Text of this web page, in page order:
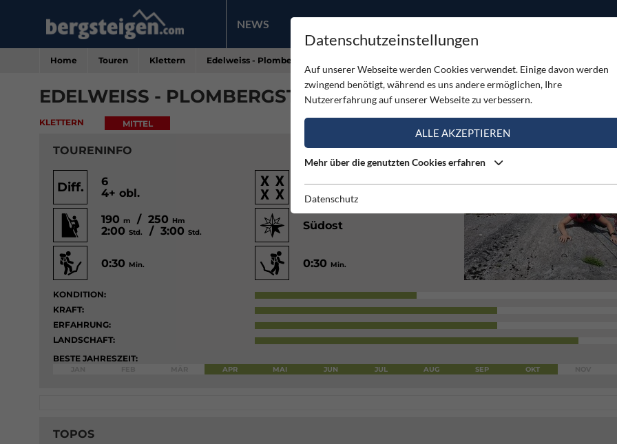
NEWS PRODUKTE
Home Touren Klettern Edelweiss - Plombergstein
EDELWEISS - PLOMBERGSTEIN
KLETTERN MITTEL
TOURENINFO
Diff.
6
4+ obl.
Sehr gut
190m / 250 Hm
2:00Std. / 3:00Std.
Südost
0:30 Min. 0:30 Min.
KONDITION:
KRAFT:
ERFAHRUNG:
LANDSCHAFT:
BESTE JAHRESZEIT:
APR MAI JUN JUL AUG SEP OKT
TOPOS
Datenschutzeinstellungen
Auf unserer Webseite werden Cookies verwendet. Einige davon werden
zwingend benötigt, während es uns andere ermöglichen, Ihre
Nutzererfahrung auf unserer Webseite zu verbessern.
ALLE AKZEPTIEREN
Mehr über die genutzten Cookies erfahren
Datenschutz